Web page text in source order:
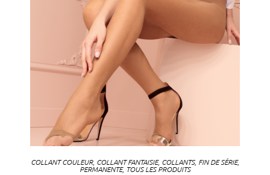
COLLANT COULEUR, COLLANT FANTAISIE, COLLANTS, FIN DE SÉRIE,
PERMANENTE, TOUS LES PRODUITS